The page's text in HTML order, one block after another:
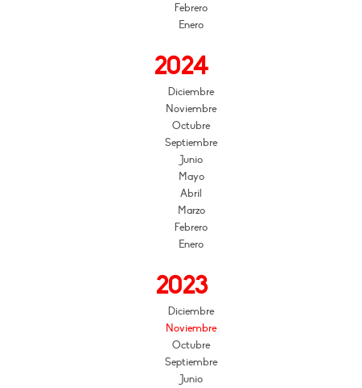
Febrero
Enero
2024
Diciembre
Noviembre
Octubre
Septiembre
Junio
Mayo
Abril
Marzo
Febrero
Enero
2023
Diciembre
Noviembre
Octubre
Septiembre
Junio